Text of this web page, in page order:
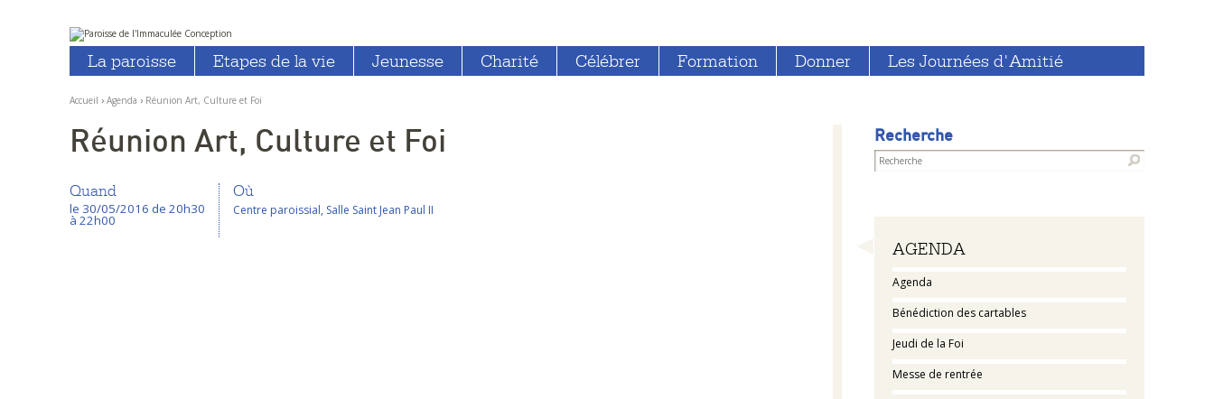
Aller
au
contenu.
à
Outils
personnels
La paroisse Etapes de la vie Jeunesse Charité Célébrer Formation Donner Les Journées d'Amitié
Accueil › Agenda › Réunion Art, Culture et Foi
Recherche
Navigation
AGENDA
Agenda
Bénédiction des cartables
Jeudi de la Foi
Messe de rentrée
Réunion Art, Culture et Foi
Quand
le 30/05/2016 de 20h30
à 22h00
Où
Centre paroissial, Salle Saint Jean Paul II